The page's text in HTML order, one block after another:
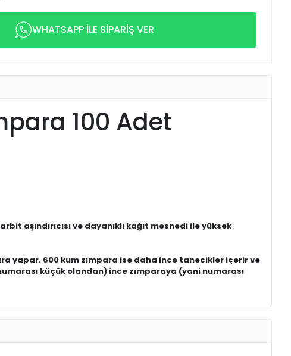
WHATSAPP İLE SİPARİŞ VER
100 Adet
aşındırıcısı ve dayanıklı kağıt mesnedi ile yüksek
yapar. 600 kum zımpara ise daha ince tanecikler içerir ve
küçük olandan) ince zımparaya (yani numarası